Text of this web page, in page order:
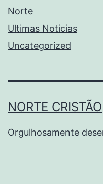
Norte
Ultimas Noticias
Uncategorized
NORTE CRISTÃO
Orgulhosamente